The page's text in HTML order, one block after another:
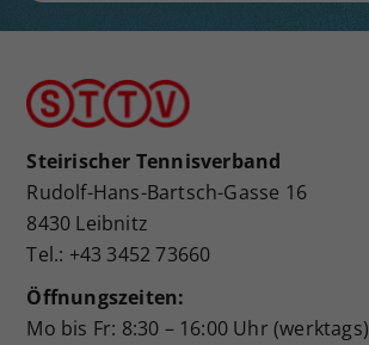
Steirischer Tennisverband
Rudolf-Hans-Bartsch-Gasse 16
8430 Leibnitz
Tel.: +43 3452 73660
Öffnungszeiten:
Mo bis Fr: 8:30 – 16:00 Uhr (werktags)